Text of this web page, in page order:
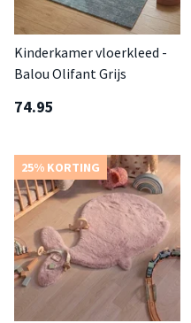
Kinderkamer vloerkleed -
Balou Olifant Grijs
74.95
25% KORTING